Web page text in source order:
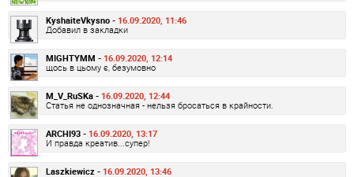
KyshaiteVkysno - 16.09.2020, 11:46
Добавил в закладки
MIGHTYMM - 16.09.2020, 12:14
щось в цьому є, безумовно
M_V_RuSKa - 16.09.2020, 12:44
Статья не однозначная - нельзя бросаться в крайности.
ARCHI93 - 16.09.2020, 13:17
И правда креатив...супер!
Laszkiewicz - 16.09.2020, 13:46